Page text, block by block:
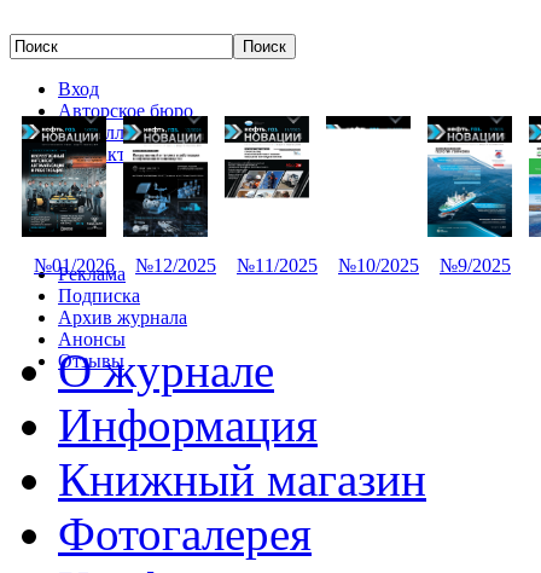
Вход
Авторское бюро
Редколлегия
Контакты
№01/2026 №12/2025 №11/2025 №10/2025 №9/2025
Реклама
Подписка
Архив журнала
Анонсы
Отзывы
О журнале
Информация
Книжный магазин
Фотогалерея